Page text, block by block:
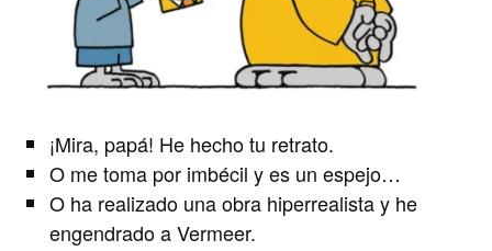
¡Mira, papá! He hecho tu retrato.
O me toma por imbécil y es un espejo…
O ha realizado una obra hiperrealista y he
engendrado a Vermeer.